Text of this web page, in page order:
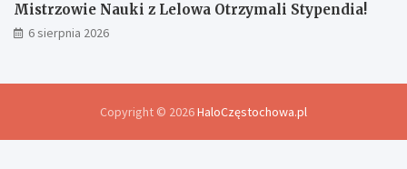
Mistrzowie Nauki z Lelowa Otrzymali Stypendia!
6 sierpnia 2026
Copyright © 2026HaloCzęstochowa.pl